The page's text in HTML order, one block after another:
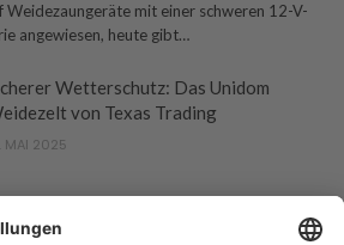
Weidezaungeräte mit einer schweren 12-V-
angewiesen, heute gibt…
Wetterschutz: Das Unidom
von Texas Trading
MAI 2025